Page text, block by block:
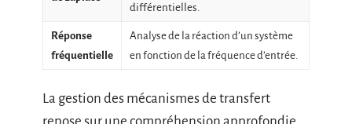
différentielles.
Réponse
fréquentielle
Analyse de la réaction d’un système
en fonction de la fréquence d’entrée.
La gestion des mécanismes de transfert